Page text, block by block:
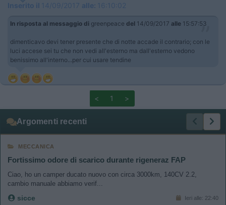
Inserito il 14/09/2017 alle: 16:10:02
In risposta al messaggio di greenpeace del 14/09/2017 alle 15:57:53
dimenticavo devi tener presente che di notte accade il contrario; con le
luci accese sei tu che non vedi all'esterno ma dall'esterno vedono
benissimo all'interno...per cui usare tendine
< 1 >
Argomenti recenti
MECCANICA
Fortissimo odore di scarico durante rigeneraz FAP
Ciao, ho un camper ducato nuovo con circa 3000km, 140CV 2.2,
cambio manuale abbiamo verif...
sicce Ieri alle: 22:40